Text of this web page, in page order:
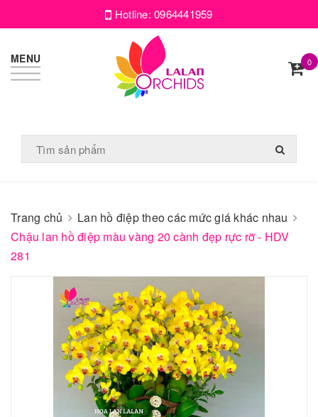
Hotline:0964441959
MENU 0
Trang chủ
Lan hồ điệp theo các mức giá khác nhau
Chậu lan hồ điệp màu vàng 20 cành đẹp rực rỡ - HDV
281